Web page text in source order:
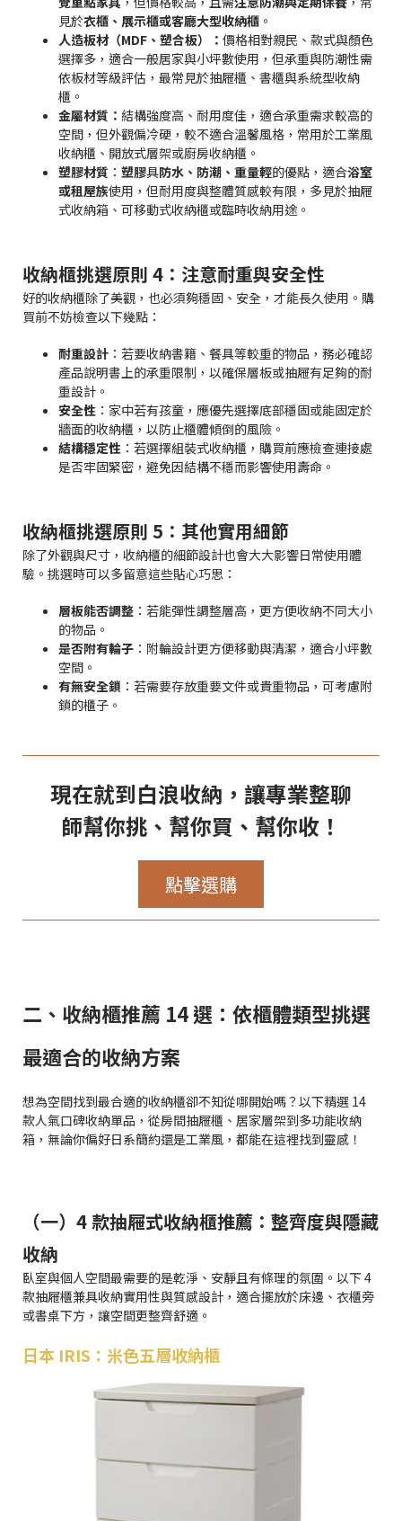
見於衣櫃、展示櫃或客廳大型收納櫃 。
人造板材（MDF、塑合板）： 價格相對親民、款式與顏色
選擇多，適合一般居家與小坪數使用，但承重與防潮性需
依板材等級評估，最常見於抽屜櫃、書櫃與系統型收納
櫃。
金屬材質： 結構強度高、耐用度佳，適合承重需求較高的
空間，但外觀偏冷硬，較不適合溫馨風格，常用於工業風
收納櫃、開放式層架或廚房收納櫃。
塑膠材質 ： 塑膠具防水、防潮、重量輕的優點，適合浴室
或租屋族使用，但耐用度與整體質感較有限，多見於抽屜
式收納箱、可移動式收納櫃或臨時收納用途。
收納櫃挑選原則 4：注意耐重與安全性
好的收納櫃除了美觀，也必須夠穩固、安全，才能長久使用。購
買前不妨檢查以下幾點：
耐重設計 ：若要收納書籍、餐具等較重的物品，務必確認
產品說明書上的承重限制，以確保層板或抽屜有足夠的耐
重設計。
安全性 ：家中若有孩童，應優先選擇底部穩固或能固定於
牆面的收納櫃，以防止櫃體傾倒的風險。
結構穩定性 ：若選擇組裝式收納櫃，購買前應檢查連接處
是否牢固緊密，避免因結構不穩而影響使用壽命。
收納櫃挑選原則 5：其他實用細節
除了外觀與尺寸，收納櫃的細節設計也會大大影響日常使用體
驗。挑選時可以多留意這些貼心巧思：
層板能否調整 ：若能彈性調整層高，更方便收納不同大小
的物品。
是否附有輪子 ：附輪設計更方便移動與清潔，適合小坪數
空間。
有無安全鎖 ：若需要存放重要文件或貴重物品，可考慮附
鎖的櫃子。
現在就到白浪收納，讓專業整聊
師幫你挑、幫你買、幫你收！
點擊選購
二、收納櫃推薦 14 選：依櫃體類型挑選
最適合的收納方案
想為空間找到最合適的收納櫃卻不知從哪開始嗎？以下精選 14
款人氣口碑收納單品，從房間抽屜櫃、居家層架到多功能收納
箱，無論你偏好日系簡約還是工業風，都能在這裡找到靈感！
（一）4 款抽屜式收納櫃推薦：整齊度與隱藏
收納
臥室與個人空間最需要的是乾淨、安靜且有條理的氛圍。以下 4
款抽屜櫃兼具收納實用性與質感設計，適合擺放於床邊、衣櫃旁
或書桌下方，讓空間更整齊舒適。
日本 IRIS：米色五層收納櫃